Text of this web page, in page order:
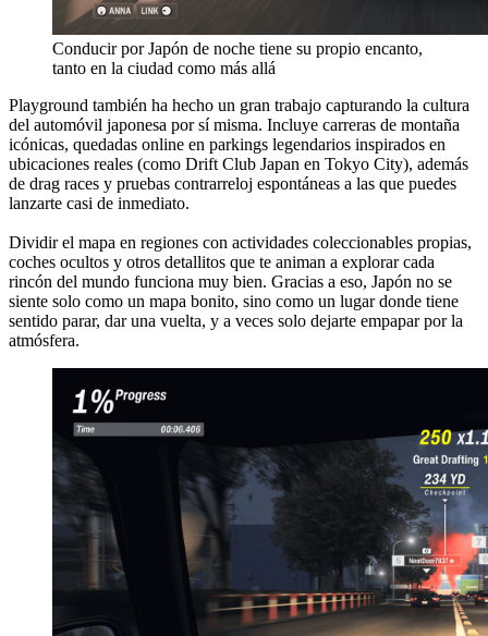
Conducir por Japón de noche tiene su propio encanto,
tanto en la ciudad como más allá
Playground también ha hecho un gran trabajo capturando la cultura
del automóvil japonesa por sí misma. Incluye carreras de montaña
icónicas, quedadas online en parkings legendarios inspirados en
ubicaciones reales (como Drift Club Japan en Tokyo City), además
de drag races y pruebas contrarreloj espontáneas a las que puedes
lanzarte casi de inmediato.
Dividir el mapa en regiones con actividades coleccionables propias,
coches ocultos y otros detallitos que te animan a explorar cada
rincón del mundo funciona muy bien. Gracias a eso, Japón no se
siente solo como un mapa bonito, sino como un lugar donde tiene
sentido parar, dar una vuelta, y a veces solo dejarte empapar por la
atmósfera.